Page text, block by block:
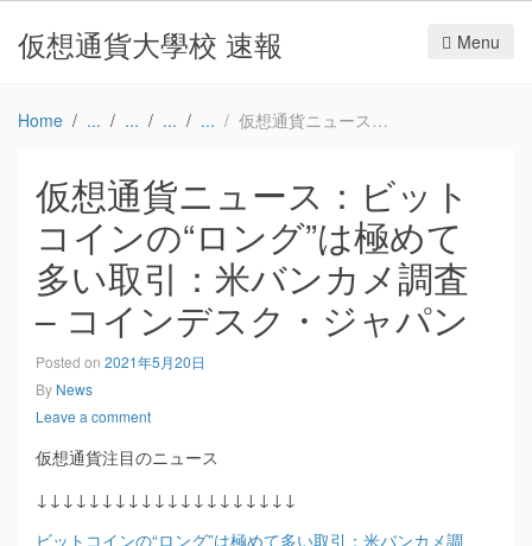
仮想通貨大學校 速報 Menu
Home 仮想通貨ニュース：ビットコインの“ロング”は極めて多い取引：米バンカメ調査 – コインデスク・ジャパン
仮想通貨ニュース：ビット
コインの“ロング”は極めて
多い取引：米バンカメ調査
– コインデスク・ジャパン
Posted on 2021年5月20日
By News
Leave a comment
仮想通貨注目のニュース
↓↓↓↓↓↓↓↓↓↓↓↓↓↓↓↓↓↓↓↓
ビットコインの“ロング”は極めて多い取引：米バンカメ調